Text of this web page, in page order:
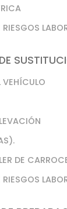
VEHÍCULO
DE